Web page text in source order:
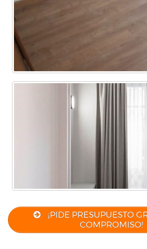
¡PIDE PRESUPUESTO
COMPROMISO!